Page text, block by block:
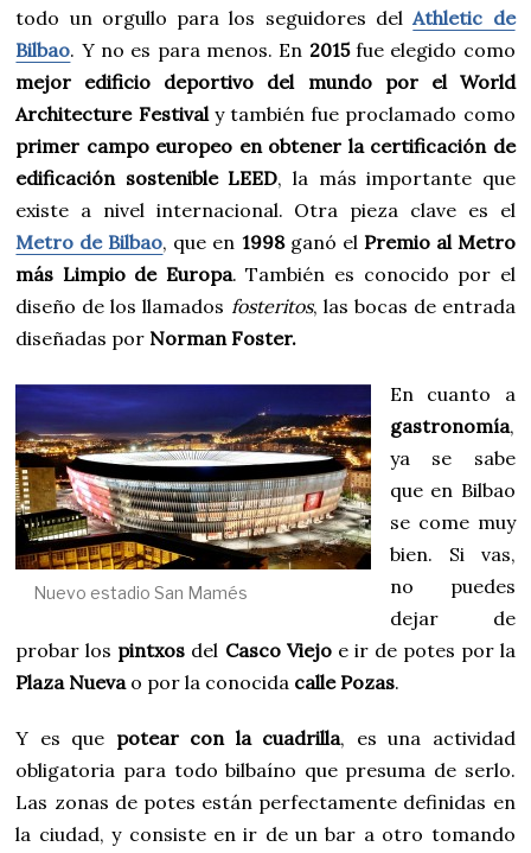
todo un orgullo para los seguidores delAthletic de
Bilbao. Y no es para menos. En 2015fue elegido como
mejor edificio deportivo del mundo por el World
Architecture Festivaly también fue proclamado como
primer campo europeo en obtener la certificación de
edificación sostenible LEED, la más importante que
existe a nivel internacional. Otra pieza clave es el
Metro de Bilbao, que en 1998ganó el Premio al Metro
más Limpio de Europa. También es conocido por el
diseño de los llamados fosteritos, las bocas de entrada
diseñadas por Norman Foster.
Nuevo estadio San Mamés
En cuanto a
gastronomía,
ya se sabe
que en Bilbao
se come muy
bien. Si vas,
no puedes
dejar de
probar los pintxos del Casco Viejoe ir de potes por la
Plaza Nuevao por la conocida calle Pozas.
Y es que potear con la cuadrilla, es una actividad
obligatoria para todo bilbaíno que presuma de serlo.
Las zonas de potes están perfectamente definidas en
la ciudad, y consiste en ir de un bar a otro tomando